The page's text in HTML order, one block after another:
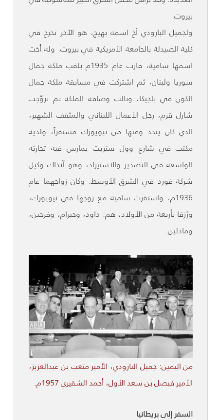
بيروت.
ولجميل البارودي أخ اسمه بهيج، هو الآخر تخرج في
كلية الصيدلة بالجامعة الأمريكية في بيروت. وله أخت
اسمها سامية، فازت عام 1935م بلقب ملكة جمال
سوريا ولبنان، ثم اشتركت في مسابقة ملكة جمال
الكون في بلجيكا، ونالت وصافة الملكة ثم تزوّجت
شارل قرم، رجل الأعمال اللبناني والمثقف الشهير،
الذي كان يتخذ وقتها من نيويورك مستقراً، ولديه
مكتب في شارع وول ستريت يمارس فيه تجارته
الواسعة في التصدير والاستيراد، وهو آنذاك وكيل
شركة فورد في الشرق الأوسط. وكان زواجهما عام
1936م، واستقرت سامية مع زوجها في نيويورك،
ورُزقا بأربعة من الأولاد، هم: داود، وحيرام، وفرجين،
ومادلين.
من اليمين: جميل البارودي، الأمير متعب بن عبدالعزيز،
الأمير فيصل بن سعد الأول، أحمد الشقيري 1957م.
السفر إلى بريطانيا